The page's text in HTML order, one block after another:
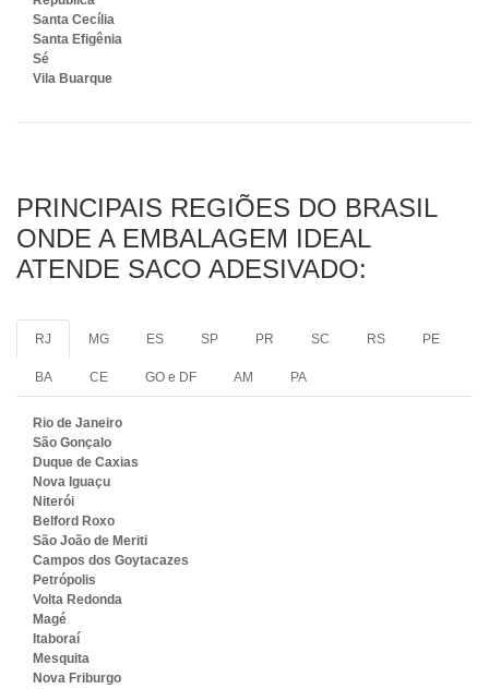
Santa Cecília
Santa Efigênia
Sé
Vila Buarque
PRINCIPAIS REGIÕES DO BRASIL
ONDE A EMBALAGEM IDEAL
ATENDE SACO ADESIVADO:
RJ MG ES SP PR SC RS PE
BA CE GO e DF AM PA
Rio de Janeiro
São Gonçalo
Duque de Caxias
Nova Iguaçu
Niterói
Belford Roxo
São João de Meriti
Campos dos Goytacazes
Petrópolis
Volta Redonda
Magé
Itaboraí
Mesquita
Nova Friburgo